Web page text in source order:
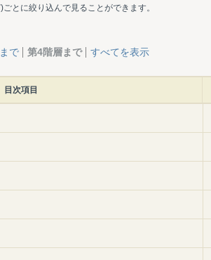
とに絞り込んで見ることができます。
で 第4階層まで すべてを表示
目次項目